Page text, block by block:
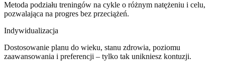
Metoda podziału treningów na cykle o różnym natężeniu i celu,
pozwalająca na progres bez przeciążeń.
Indywidualizacja
Dostosowanie planu do wieku, stanu zdrowia, poziomu
zaawansowania i preferencji – tylko tak unikniesz kontuzji.